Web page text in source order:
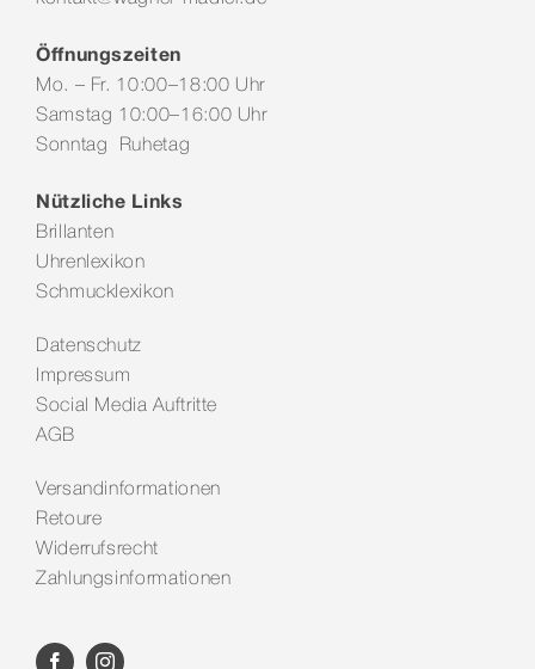
Öffnungszeiten
Mo. – Fr. 10:00–18:00 Uhr
Samstag 10:00–16:00 Uhr
Sonntag Ruhetag
Nützliche Links
Brillanten
Uhrenlexikon
Schmucklexikon
Datenschutz
Impressum
Social Media Auftritte
AGB
Versandinformationen
Retoure
Widerrufsrecht
Zahlungsinformationen